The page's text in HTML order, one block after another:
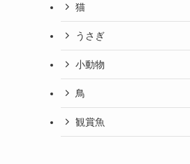
猫
うさぎ
小動物
鳥
観賞魚